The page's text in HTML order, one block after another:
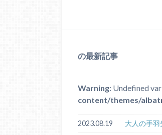
の最新記事
Warning: Undefined
content/themes/
2023.08.19 大人の手